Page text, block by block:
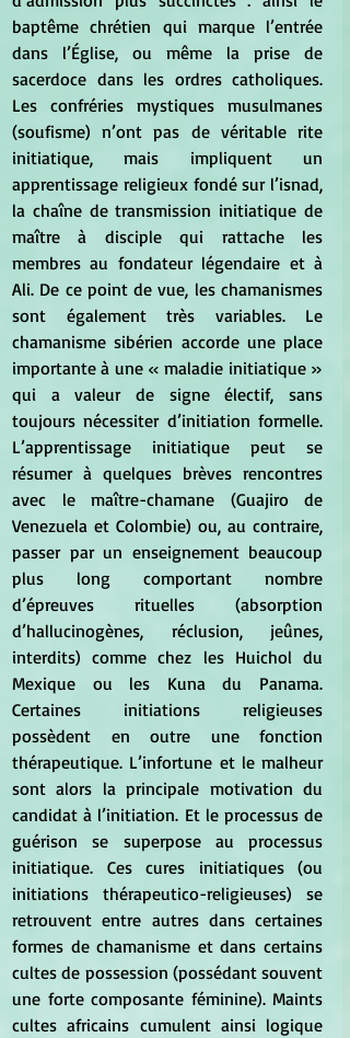
baptême chrétien qui marque l’entrée
dans l’Église, ou même la prise de
sacerdoce dans les ordres catholiques.
Les confréries mystiques musulmanes
(soufisme) n’ont pas de véritable rite
initiatique, mais impliquent un
apprentissage religieux fondé sur l’isnad,
la chaîne de transmission initiatique de
maître à disciple qui rattache les
membres au fondateur légendaire et à
Ali. De ce point de vue, les chamanismes
sont également très variables. Le
chamanisme sibérien accorde une place
importante à une « maladie initiatique »
qui a valeur de signe électif, sans
toujours nécessiter d’initiation formelle.
L’apprentissage initiatique peut se
résumer à quelques brèves rencontres
avec le maître-chamane (Guajiro de
Venezuela et Colombie) ou, au contraire,
passer par un enseignement beaucoup
plus long comportant nombre
d’épreuves rituelles (absorption
d’hallucinogènes, réclusion, jeûnes,
interdits) comme chez les Huichol du
Mexique ou les Kuna du Panama.
Certaines initiations religieuses
possèdent en outre une fonction
thérapeutique. L’infortune et le malheur
sont alors la principale motivation du
candidat à l’initiation. Et le processus de
guérison se superpose au processus
initiatique. Ces cures initiatiques (ou
initiations thérapeutico-religieuses) se
retrouvent entre autres dans certaines
formes de chamanisme et dans certains
cultes de possession (possédant souvent
une forte composante féminine). Maints
cultes africains cumulent ainsi logique